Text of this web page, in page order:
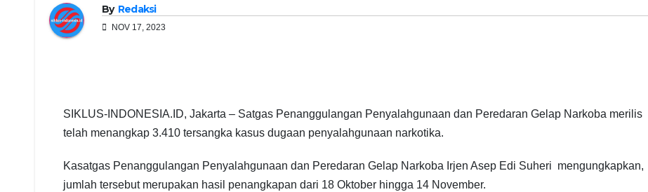
By Redaksi
NOV 17, 2023
SIKLUS-INDONESIA.ID, Jakarta – Satgas Penanggulangan Penyalahgunaan dan Peredaran Gelap Narkoba merilis
telah menangkap 3.410 tersangka kasus dugaan penyalahgunaan narkotika.
Kasatgas Penanggulangan Penyalahgunaan dan Peredaran Gelap Narkoba Irjen Asep Edi Suheri mengungkapkan,
jumlah tersebut merupakan hasil penangkapan dari 18 Oktober hingga 14 November.